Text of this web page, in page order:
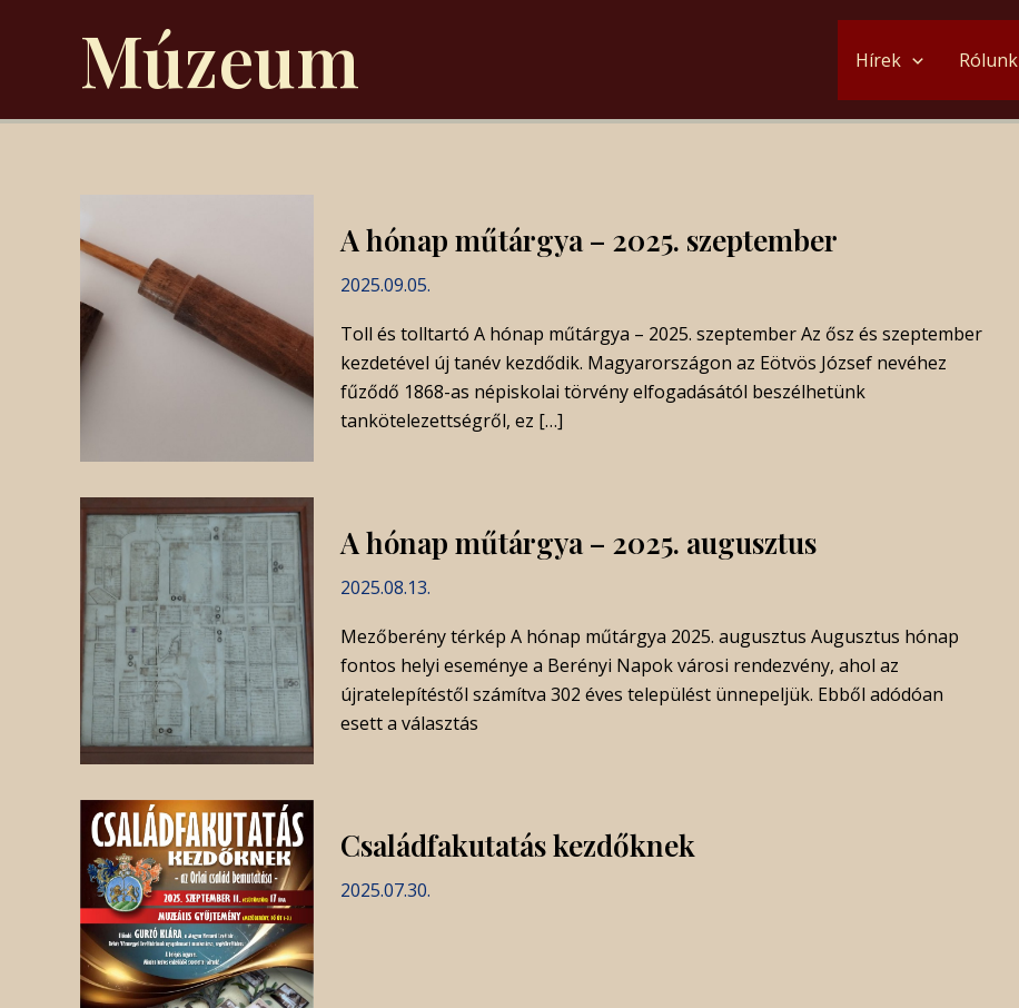
Múzeum Hírek Rólunk
A hónap műtárgya – 2025. szeptember
2025.09.05.
Toll és tolltartó A hónap műtárgya – 2025. szeptember Az ősz és szeptember
kezdetével új tanév kezdődik. Magyarországon az Eötvös József nevéhez
fűződő 1868-as népiskolai törvény elfogadásától beszélhetünk
tankötelezettségről, ez […]
A hónap műtárgya – 2025. augusztus
2025.08.13.
Mezőberény térkép A hónap műtárgya 2025. augusztus Augusztus hónap
fontos helyi eseménye a Berényi Napok városi rendezvény, ahol az
újratelepítéstől számítva 302 éves települést ünnepeljük. Ebből adódóan
esett a választás
Családfakutatás kezdőknek
2025.07.30.
pagination